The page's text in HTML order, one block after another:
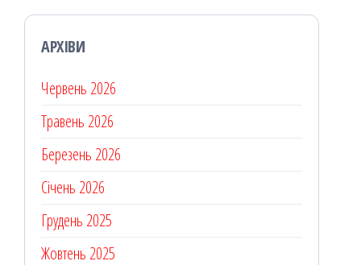
АРХІВИ
Червень 2026
Травень 2026
Березень 2026
Січень 2026
Грудень 2025
Жовтень 2025